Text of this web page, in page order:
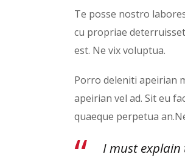
Te posse nostro
cu propriae
est. Ne vix voluptua.
Porro deleniti apeirian
apeirian vel ad. Sit eu
quaeque perpetua
I must